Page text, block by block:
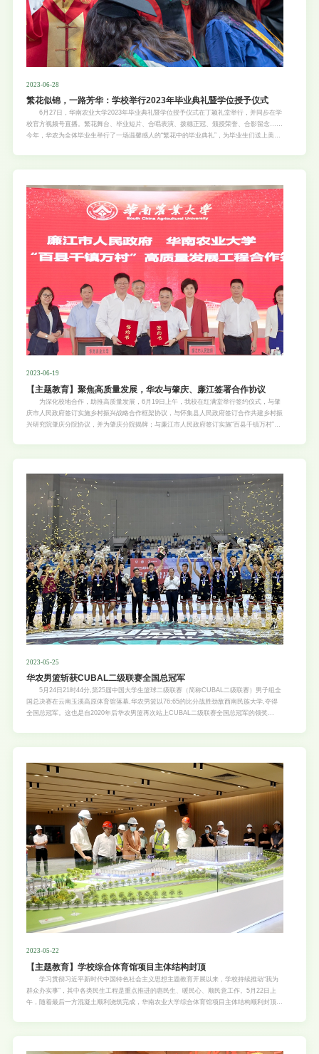
2023-06-28
繁花似锦，一路芳华：学校举行2023年毕业典礼暨学位授予仪式
6月27日，华南农业大学2023年毕业典礼暨学位授予仪式在丁颖礼堂举行，并同步在学
校官方视频号直播。繁花舞台、毕业短片、合唱表演、拨穗正冠、颁授荣誉、合影留念……
今年，华农为全体毕业生举行了一场温馨感人的“繁花中的毕业典礼”，为毕业生们送上美好
来可期”的美好祝福。 校领导及两院院士代表出席了毕业典礼。校党委书记李凤亮宣读
群主持毕业典礼。校学位评定委员会委员、教师代表、毕业年级辅导员和班主任代表、学校
有关单位负责人等参加了典礼。学位授予仪式现场 根据工作安排，2023届毕业生学位
授予仪式从6月27日上午开始，一直持续到6月28日中午，共举行8个场次，由校长刘雅红和
奏唱国歌后，典礼正式开始。今年，全校共有应届毕业生12130名，其中，本科生8915人，
2023-06-19
【主题教育】聚焦高质量发展，华农与肇庆、廉江签署合作协议
为深化校地合作，助推高质量发展，6月19日上午，我校在红满堂举行签约仪式，与肇
庆市人民政府签订实施乡村振兴战略合作框架协议，与怀集县人民政府签订合作共建乡村振
兴研究院肇庆分院协议，并为肇庆分院揭牌；与廉江市人民政府签订实施“百县千镇万村”高
委会主任张爱军，廉江市委书记陈恩才出席签约仪式并讲话。副校长咸春龙主持仪式。
全，人才、科技优势突出；肇庆市、廉江市是广东省的农业大市，农业资源得天独厚，也为
高校人才培养、科技创新和成果转化提供了广阔的“试验田”。校地之间具备深厚的合作基
础、宽广的合作前景。她强调，华农将积极贯彻落实省委、省政府关于实施“百县千镇万
村”高质量发展工程的工作部署，以此次深化校地合作为契机，充分发挥学科交叉融合和人
才、科技优势，围绕地方农业产业发展中的“卡脖子”关键核心技术开展有组织科研和协同攻
关，研究解决产业问题，探索打造可复
2023-05-25
华农男篮斩获CUBAL二级联赛全国总冠军
5月24日21时44分,第25届中国大学生篮球二级联赛（简称CUBAL二级联赛）男子组全
国总决赛在云南玉溪高原体育馆落幕,华农男篮以76:65的比分战胜劲敌西南民族大学,夺得
全国总冠军。这也是自2020年后华农男篮再次站上CUBAL二级联赛全国总冠军的领奖
第一节就领先10分。 此后的比赛中，面对对手的穷追不舍，华农男篮始终保持优势，
后一分钟时，分差一度缩小至仅剩1分。关键时刻，华农男篮积极调整战术和心态，凭借几
个漂亮的进球将比分重新拉开，而后对方犯规，华农男篮连续罚球得分，此时虽然对手仍未
放弃，但已是无力回天。 最终，华农男篮以76:65的比分战胜西南民族大学，将全国总
冠军的奖杯捧在手中。自2020年夺冠后，华农校歌再次在CUBAL全国总决赛的颁奖仪式上
响起。 对于华农男篮而言，此次重获全国总冠军可谓来之不易。自2020年拿下CU
2023-05-22
【主题教育】学校综合体育馆项目主体结构封顶
学习贯彻习近平新时代中国特色社会主义思想主题教育开展以来，学校持续推动“我为
群众办实事”，其中各类民生工程是重点推进的惠民生、暖民心、顺民意工作。5月22日上
午，随着最后一方混凝土顺利浇筑完成，华南农业大学综合体育馆项目主体结构顺利封顶。